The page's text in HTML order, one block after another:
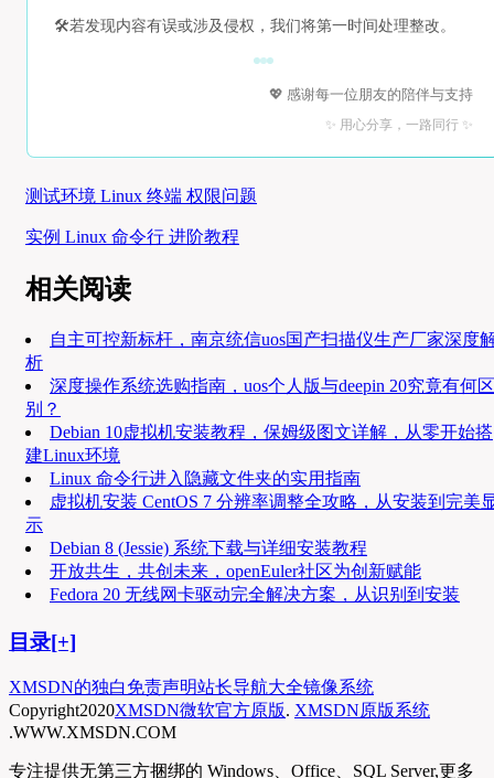
🛠️若发现内容有误或涉及侵权，我们将第一时间处理整改。
💖 感谢每一位朋友的陪伴与支持
✨ 用心分享，一路同行 ✨
测试环境 Linux 终端 权限问题
实例 Linux 命令行 进阶教程
相关阅读
自主可控新标杆，南京统信uos国产扫描仪生产厂家深度
析
深度操作系统选购指南，uos个人版与deepin 20究竟有何区
别？
Debian 10虚拟机安装教程，保姆级图文详解，从零开始搭
建Linux环境
Linux 命令行进入隐藏文件夹的实用指南
虚拟机安装 CentOS 7 分辨率调整全攻略，从安装到完美
示
Debian 8 (Jessie) 系统下载与详细安装教程
开放共生，共创未来，openEuler社区为创新赋能
Fedora 20 无线网卡驱动完全解决方案，从识别到安装
目录[+]
XMSDN的独白免责声明站长导航大全镜像系统
Copyright2020XMSDN微软官方原版. XMSDN原版系统
.WWW.XMSDN.COM
专注提供无第三方捆绑的 Windows、Office、SQL Server,更多